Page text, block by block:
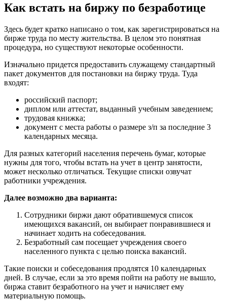
Как встать на биржу по безработице
Здесь будет кратко написано о том, как зарегистрироваться на
бирже труда по месту жительства. В целом это понятная
процедура, но существуют некоторые особенности.
Изначально придется предоставить служащему стандартный
пакет документов для постановки на биржу труда. Туда
входят:
российский паспорт;
диплом или аттестат, выданный учебным заведением;
трудовая книжка;
документ с места работы о размере з/п за последние 3
календарных месяца.
Для разных категорий населения перечень бумаг, которые
нужны для того, чтобы встать на учет в центр занятости,
может несколько отличаться. Текущие списки озвучат
работники учреждения.
Далее возможно два варианта:
Сотрудники биржи дают обратившемуся список
имеющихся вакансий, он выбирает понравившиеся и
начинает ходить на собеседования.
Безработный сам посещает учреждения своего
населенного пункта с целью поиска вакансий.
Такие поиски и собеседования продлятся 10 календарных
дней. В случае, если за это время пойти на работу не вышло,
биржа ставит безработного на учет и начисляет ему
материальную помощь.